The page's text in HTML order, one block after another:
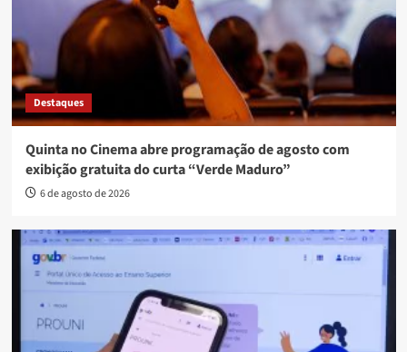
Destaques
Quinta no Cinema abre programação de agosto com
exibição gratuita do curta “Verde Maduro”
6 de agosto de 2026